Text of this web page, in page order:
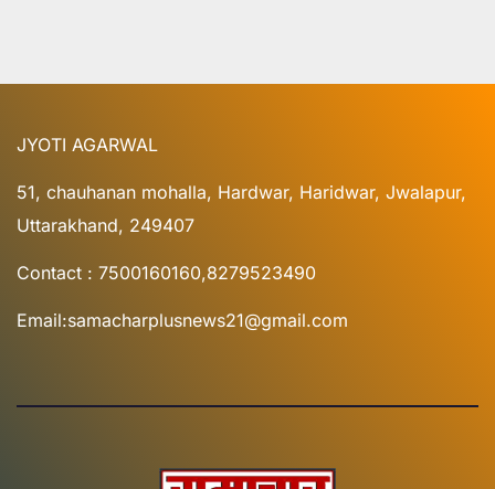
JYOTI AGARWAL
51, chauhanan mohalla, Hardwar, Haridwar, Jwalapur,
Uttarakhand, 249407
Contact : 7500160160,8279523490
Email:samacharplusnews21@gmail.com